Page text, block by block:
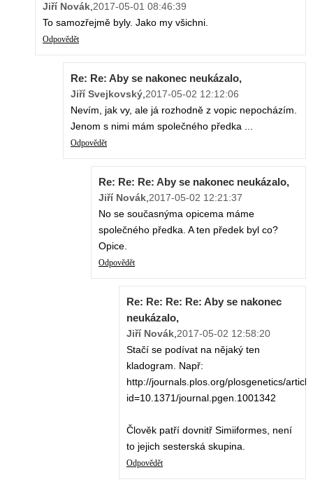
Jiří Novák,2017-05-01 08:46:39
To samozřejmě byly. Jako my všichni.
Odpovědět
Re: Re: Aby se nakonec neukázalo,
Jiří Svejkovský,2017-05-02 12:12:06
Nevím, jak vy, ale já rozhodně z vopic nepocházím.
Jenom s nimi mám společného předka ...
Odpovědět
Re: Re: Re: Aby se nakonec neukázalo,
Jiří Novák,2017-05-02 12:21:37
No se současnýma opicema máme
společného předka. A ten předek byl co?
Opice.
Odpovědět
Re: Re: Re: Re: Aby se nakonec
neukázalo,
Jiří Novák,2017-05-02 12:58:20
Stačí se podívat na nějaký ten
kladogram. Např:
http://journals.plos.org/plosgenetics/
id=10.1371/journal.pgen.1001342
Člověk patří dovnitř Simiiformes, není
to jejich sesterská skupina.
Odpovědět